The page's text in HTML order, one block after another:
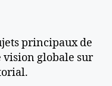
principaux de
vision globale sur